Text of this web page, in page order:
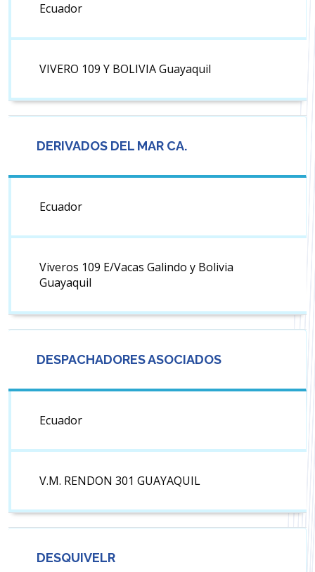
Ecuador
VIVERO 109 Y BOLIVIA Guayaquil
DERIVADOS DEL MAR CA.
Ecuador
Viveros 109 E/Vacas Galindo y Bolivia
Guayaquil
DESPACHADORES ASOCIADOS
Ecuador
V.M. RENDON 301 GUAYAQUIL
DESQUIVELR